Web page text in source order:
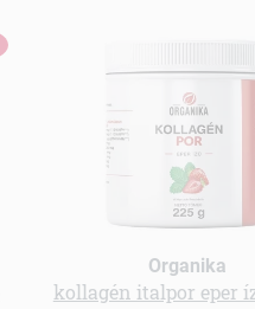
Organika
kollagén italpor eper